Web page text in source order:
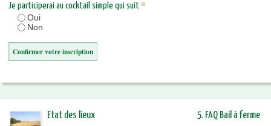
Je participerai au cocktail simple qui suit *
Oui
Non
Etat des lieux 5. FAQ Bail à ferme